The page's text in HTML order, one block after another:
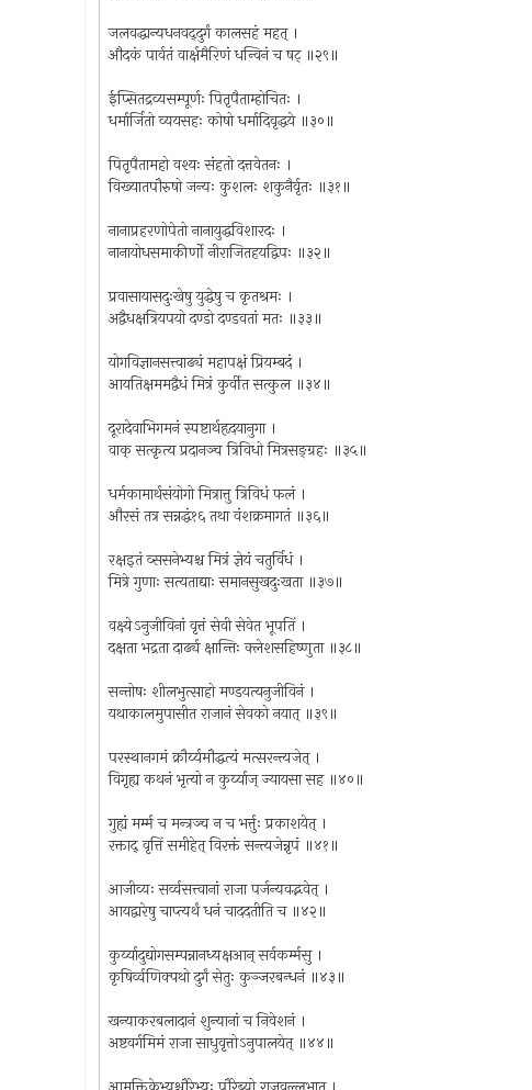
जलवद्धान्यधनवद्‌दुर्गं कालसहं महत् ।
औदकं पार्वतं वार्क्षमैरिणं धन्विनं च षट् ॥२९॥
ईप्सितद्रव्यसम्पूर्णः पितृपैताम्होचितः ।
धर्मार्जितो व्ययसहः कोषो धर्मादिवृद्धये ॥३०॥
पितृपैतामहो वश्यः संहतो दत्तवेतनः ।
विख्यातपौरुषो जन्यः कुशलः शकुनैर्वृतः ॥३१॥
नानाप्रहरणोपेतो नानायुद्धविशारदः ।
नानायोधसमाकीर्णो नीराजितहयद्विपः ॥३२॥
प्रवासायासदुःखेषु युद्धेषु च कृतश्रमः ।
अद्वैधक्षत्रियपयो दण्डो दण्डवतां मतः ॥३३॥
योगविज्ञानसत्त्वाढ्यं महापक्षं प्रियम्बदं ।
आयतिक्षममद्वैधं मित्रं कुर्वीत सत्कुल ॥३४॥
दूरादेवाभिगमनं स्पष्टार्थहृदयानुगा ।
वाक्‌ सत्कृत्य प्रदानञ्च त्रिविधो मित्रसङ्ग्रहः ॥३५॥
धर्मकामार्थसंयोगो मित्रात्तु त्रिविधं फलं ।
औरसं तत्र सन्नद्धं१६ तथा वंशक्रमागतं ॥३६॥
रक्षइतं व्ससनेभ्यश्च मित्रं ज्ञेयं चतुर्विधं ।
मित्रे गुणाः सत्यताद्याः समानसुखदुःखता ॥३७॥
वक्ष्येऽनुजीविनां वृत्तं सेवी सेवेत भूपतिं ।
दक्षता भद्रता दार्ढ्य क्षान्तिः क्लेशसहिष्णुता ॥३८॥
सन्तोषः शीलभुत्साहो मण्डयत्यनुजीविनं ।
यथाकालमुपासीत राजानं सेवको नयात् ॥३९॥
परस्थानगमं क्रौर्य्यमौद्धत्यं मत्सरन्त्यजेत् ।
विगृह्य कथनं भृत्यो न कुर्य्याज् ज्यायसा सह ॥४०॥
गुह्यं मर्म्म च मन्त्रञ्च न च भर्त्तुः प्रकाशयेत् ।
रक्ताद् वृत्तिं समीहेत् विरक्तं सन्त्यजेन्नृपं ॥४१॥
आजीव्यः सर्व्वसत्त्वानां राजा पर्जन्यवद्भवेत् ।
आयद्वारेषु चाप्त्यर्थं धनं चाददतीति च ॥४२॥
कुर्य्यादुद्योगसम्पन्नानध्यक्षआन् सर्वकर्म्मसु ।
कृषिर्व्वणिक्पथो दुर्गं सेतुः कुञ्जरबन्धनं ॥४३॥
खन्याकरबलादानं शुन्यानां च निवेशनं ।
अष्टवर्गमिमं राजा साधुवृत्तोऽनुपालयेत् ॥४४॥